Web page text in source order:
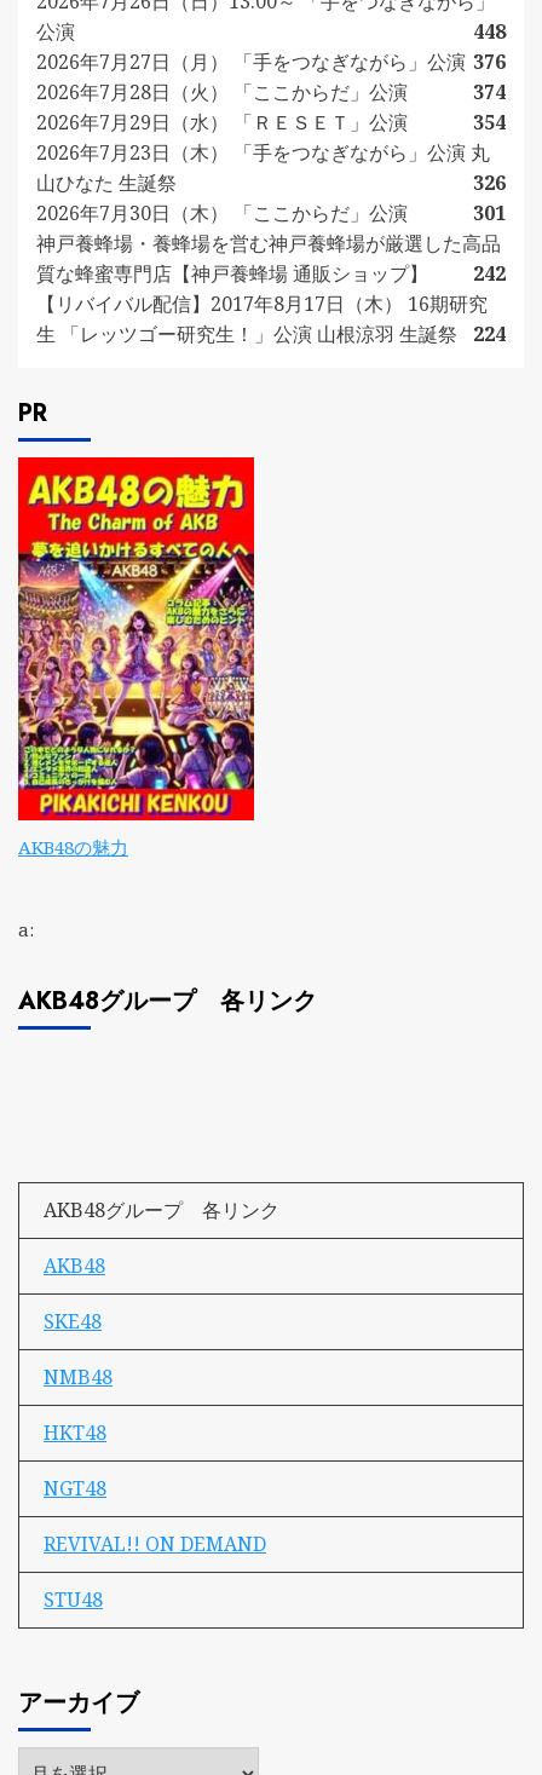
公演
448
2026年7月27日（月） 「手をつなぎながら」公演 376
2026年7月28日（火） 「ここからだ」公演
374
2026年7月29日（水） 「ＲＥＳＥＴ」公演
354
2026年7月23日（木） 「手をつなぎながら」公演 丸
山ひなた 生誕祭
326
2026年7月30日（木） 「ここからだ」公演
301
神戸養蜂場・養蜂場を営む神戸養蜂場が厳選した高品
質な蜂蜜専門店【神戸養蜂場 通販ショップ】
242
【リバイバル配信】2017年8月17日（木） 16期研究
生 「レッツゴー研究生！」公演 山根涼羽 生誕祭
224
PR
AKB48の魅力
a:
AKB48グループ 各リンク
AKB48グループ 各リンク
AKB48
SKE48
NMB48
HKT48
NGT48
REVIVAL!! ON DEMAND
STU48
アーカイブ
ア